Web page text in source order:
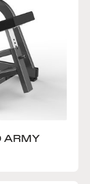
ARMY